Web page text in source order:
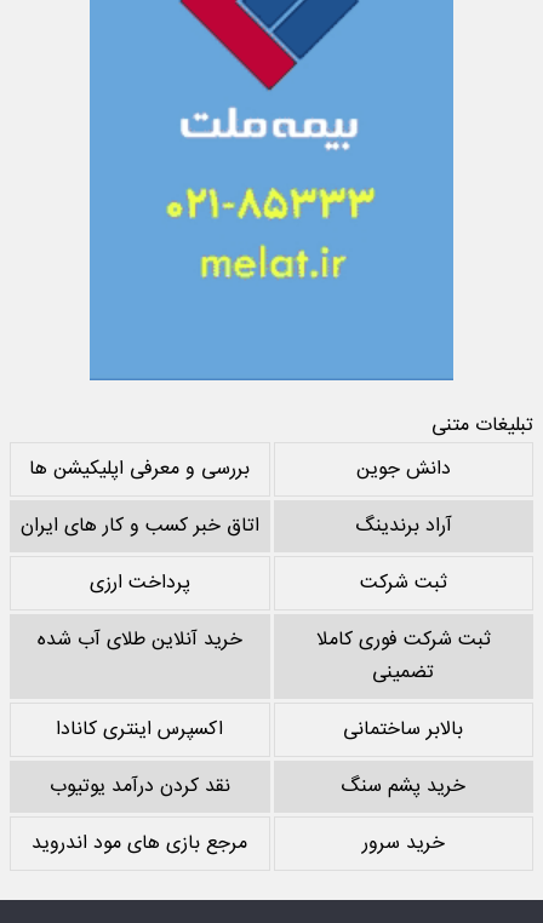
تبلیغات متنی
دانش جوین
بررسی و معرفی اپلیکیشن ها
آراد برندینگ
اتاق خبر کسب و کار های ایران
ثبت شرکت
پرداخت ارزی
ثبت شرکت فوری کاملا
تضمینی
خرید آنلاین طلای آب شده
بالابر ساختمانی
اکسپرس اینتری کانادا
خرید پشم سنگ
نقد کردن درآمد یوتیوب
خرید سرور
مرجع بازی های مود اندروید